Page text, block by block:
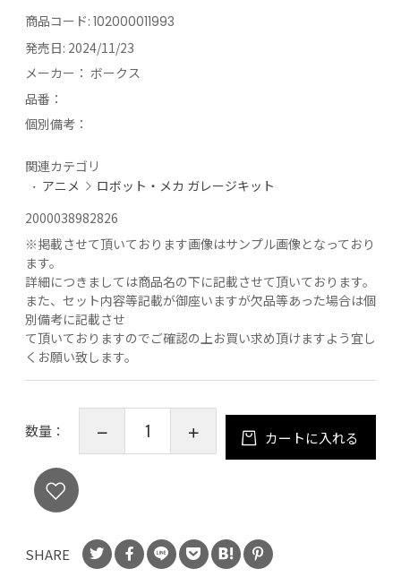
商品コード: 102000011993
発売日: 2024/11/23
メーカー： ボークス
品番：
個別備考：
関連カテゴリ
アニメ
ロボット・メカ ガレージキット
2000038982826
※掲載させて頂いております画像はサンプル画像となっており
ます。
詳細につきましては商品名の下に記載させて頂いております。
また、セット内容等記載が御座いますが欠品等あった場合は個
別備考に記載させ
て頂いておりますのでご確認の上お買い求め頂けますよう宜し
くお願い致します。
数量： カートに入れる
SHARE